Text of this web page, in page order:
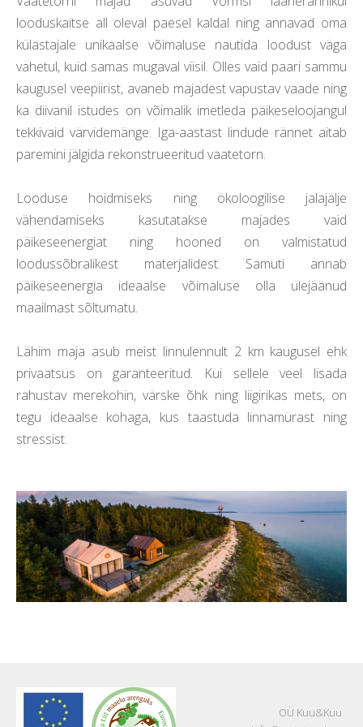
looduskaitse all oleval paesel kaldal ning annavad oma
külastajale unikaalse võimaluse nautida loodust väga
vahetul, kuid samas mugaval viisil. Olles vaid paari sammu
kaugusel veepiirist, avaneb majadest vapustav vaade ning
ka diivanil istudes on võimalik imetleda päikeseloojangul
tekkivaid värvidemänge. Iga-aastast lindude rännet aitab
paremini jälgida rekonstrueeritud vaatetorn.
Looduse hoidmiseks ning ökoloogilise jalajälje
vähendamiseks kasutatakse majades vaid
päikeseenergiat ning hooned on valmistatud
loodussõbralikest materjalidest. Samuti annab
päikeseenergia ideaalse võimaluse olla ülejäänud
maailmast sõltumatu.
Lähim maja asub meist linnulennult 2 km kaugusel ehk
privaatsus on garanteeritud. Kui sellele veel lisada
rahustav merekohin, värske õhk ning liigirikas mets, on
tegu ideaalse kohaga, kus taastuda linnamürast ning
stressist.
OÜ Kuu&Kuu